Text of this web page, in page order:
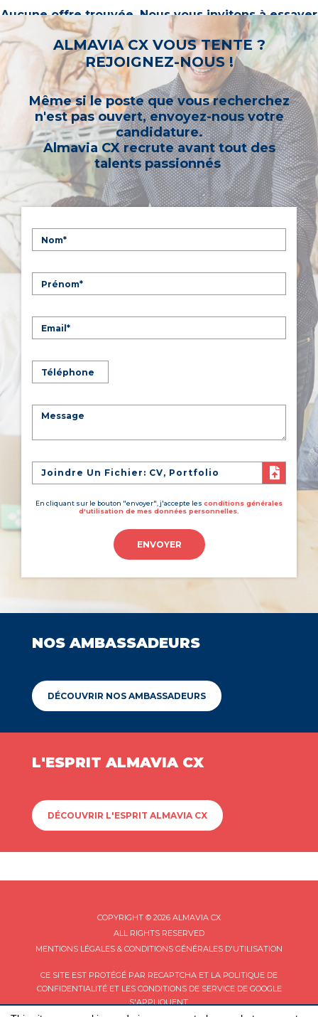
Aucune offre trouvée. Nous vous invitons à essayer
d’autres mots-clés ou à sélectionner un « métier ».
ALMAVIA CX VOUS TENTE ?
REJOIGNEZ-NOUS !
Même si le poste que vous recherchez
n'est pas ouvert, envoyez-nous votre
candidature.
Almavia CX recrute avant tout des
talents passionnés
Joindre Un Fichier: CV, Portfolio
En cliquant sur le bouton "envoyer", j'accepte les conditions générales
d'utilisation de mes données personnelles.
ENVOYER
NOS AMBASSADEURS
DÉCOUVRIR NOS AMBASSADEURS
L'ESPRIT ALMAVIA CX
DÉCOUVRIR L'ESPRIT ALMAVIA CX
COPYRIGHT © 2026 ALMAVIA CX
ALL RIGHTS RESERVED
MENTIONS LÉGALES & CONDITIONS GÉNÉRALES D'UTILISATION
CE SITE EST PROTÉGÉ PAR RECAPTCHA ET LA POLITIQUE DE
CONFIDENTIALITÉET LES CONDITIONS DE SERVICEDE GOOGLE
S'APPLIQUENT.